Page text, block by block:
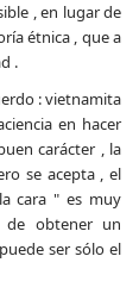
, en lugar de
étnica , que a
.
: vietnamita
en hacer
carácter , la
se acepta , el
cara " es muy
de obtener un
ser sólo el